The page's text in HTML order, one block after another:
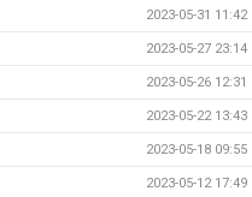
2023-05-31 11:42
2023-05-27 23:14
2023-05-26 12:31
2023-05-22 13:43
2023-05-18 09:55
2023-05-12 17:49